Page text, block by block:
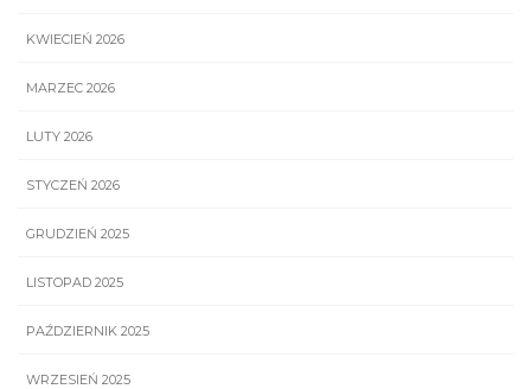
KWIECIEŃ 2026
MARZEC 2026
LUTY 2026
STYCZEŃ 2026
GRUDZIEŃ 2025
LISTOPAD 2025
PAŹDZIERNIK 2025
WRZESIEŃ 2025